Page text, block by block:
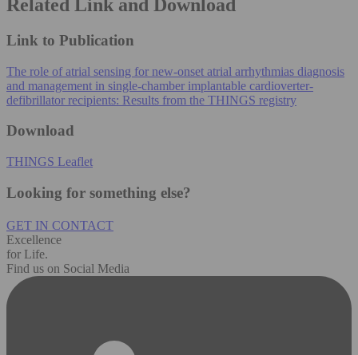
Related Link and Download
Link to Publication
The role of atrial sensing for new-onset atrial arrhythmias diagnosis
and management in single-chamber implantable cardioverter-
defibrillator recipients: Results from the THINGS registry
Download
THINGS Leaflet
Looking for something else?
GET IN CONTACT
Excellence
for Life.
Find us on Social Media